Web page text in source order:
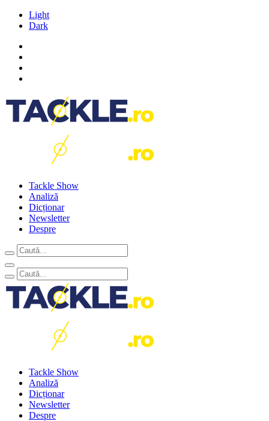
Light
Dark
Tackle Show
Analiză
Dicționar
Newsletter
Despre
Tackle Show
Analiză
Dicționar
Newsletter
Despre